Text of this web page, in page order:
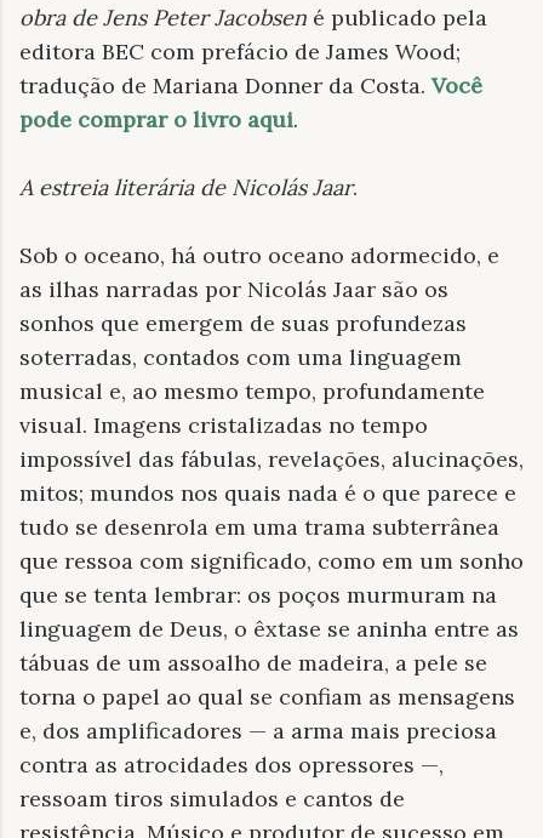
obra de Jens Peter Jacobsen é publicado pela
editora BEC com prefácio de James Wood;
tradução de Mariana Donner da Costa. Você
pode comprar o livro aqui.
A estreia literária de Nicolás Jaar.
Sob o oceano, há outro oceano adormecido, e
as ilhas narradas por Nicolás Jaar são os
sonhos que emergem de suas profundezas
soterradas, contados com uma linguagem
musical e, ao mesmo tempo, profundamente
visual. Imagens cristalizadas no tempo
impossível das fábulas, revelações, alucinações,
mitos; mundos nos quais nada é o que parece e
tudo se desenrola em uma trama subterrânea
que ressoa com significado, como em um sonho
que se tenta lembrar: os poços murmuram na
linguagem de Deus, o êxtase se aninha entre as
tábuas de um assoalho de madeira, a pele se
torna o papel ao qual se confiam as mensagens
e, dos amplificadores — a arma mais preciosa
contra as atrocidades dos opressores —,
ressoam tiros simulados e cantos de